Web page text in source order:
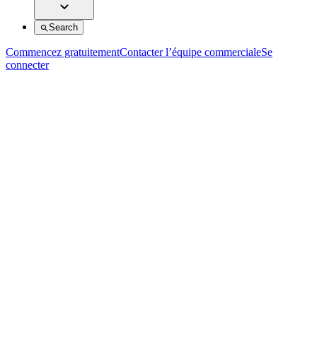
Search
Commencez gratuitementContacter l’équipe commercialeSe
connecter